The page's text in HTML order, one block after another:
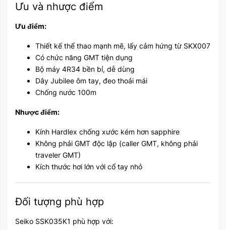
Ưu và nhược điểm
Ưu điểm:
Thiết kế thể thao mạnh mẽ, lấy cảm hứng từ SKX007
Có chức năng GMT tiện dụng
Bộ máy 4R34 bền bỉ, dễ dùng
Dây Jubilee ôm tay, đeo thoải mái
Chống nước 100m
Nhược điểm:
Kính Hardlex chống xước kém hơn sapphire
Không phải GMT độc lập (caller GMT, không phải
traveler GMT)
Kích thước hơi lớn với cổ tay nhỏ
Đối tượng phù hợp
Seiko SSK035K1 phù hợp với: